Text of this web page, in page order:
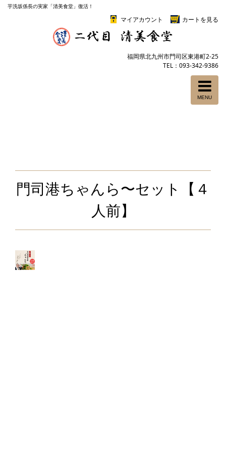
芋洗坂係長の実家「清美食堂」復活！
カートを見る
マイアカウント
福岡県北九州市門司区東港町2-25
TEL：093-342-9386
MENU
門司港ちゃんら〜セット【４
人前】